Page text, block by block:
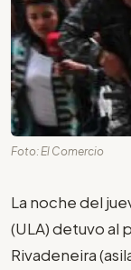
Foto: El Comercio
La noche del
(ULA) detuvo al
Rivadeneira